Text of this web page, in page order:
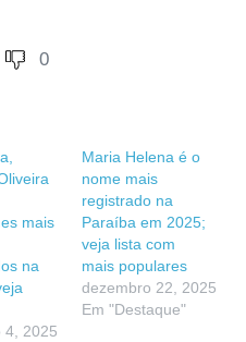
0
mais
na
4, 2025
Maria Helena é o
nome mais
registrado na
Paraíba em 2025;
veja lista com
mais populares
dezembro 22, 2025
Em "Destaque"